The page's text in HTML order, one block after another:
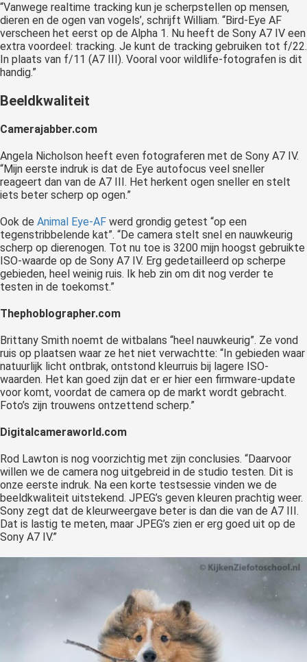
“Vanwege realtime tracking kun je scherpstellen op mensen,
dieren en de ogen van vogels’, schrijft William. “Bird-Eye AF
verscheen het eerst op de Alpha 1. Nu heeft de Sony A7 IV een
extra voordeel: tracking. Je kunt de tracking gebruiken tot f/22.
In plaats van f/11 (A7 III). Vooral voor wildlife-fotografen is dit
handig.”
Beeldkwaliteit
Camerajabber.com
Angela Nicholson heeft even fotograferen met de Sony A7 IV.
“Mijn eerste indruk is dat de Eye autofocus veel sneller
reageert dan van de A7 III. Het herkent ogen sneller en stelt
iets beter scherp op ogen.”
Ook de Animal Eye-AF werd grondig getest “op een
tegenstribbelende kat”. “De camera stelt snel en nauwkeurig
scherp op dierenogen. Tot nu toe is 3200 mijn hoogst gebruikte
ISO-waarde op de Sony A7 IV. Erg gedetailleerd op scherpe
gebieden, heel weinig ruis. Ik heb zin om dit nog verder te
testen in de toekomst.”
Thephoblographer.com
Brittany Smith noemt de witbalans “heel nauwkeurig”. Ze vond
ruis op plaatsen waar ze het niet verwachtte: “In gebieden waar
natuurlijk licht ontbrak, ontstond kleurruis bij lagere ISO-
waarden. Het kan goed zijn dat er er hier een firmware-update
voor komt, voordat de camera op de markt wordt gebracht.
Foto’s zijn trouwens ontzettend scherp.”
Digitalcameraworld.com
Rod Lawton is nog voorzichtig met zijn conclusies. “Daarvoor
willen we de camera nog uitgebreid in de studio testen. Dit is
onze eerste indruk. Na een korte testsessie vinden we de
beeldkwaliteit uitstekend. JPEG’s geven kleuren prachtig weer.
Sony zegt dat de kleurweergave beter is dan die van de A7 III.
Dat is lastig te meten, maar JPEG’s zien er erg goed uit op de
Sony A7 IV.”